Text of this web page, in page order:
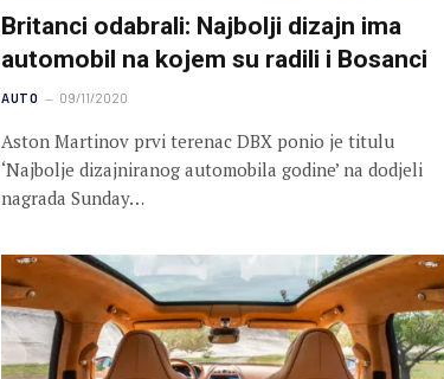
Britanci odabrali: Najbolji dizajn ima
automobil na kojem su radili i Bosanci
AUTO 09/11/2020
Aston Martinov prvi terenac DBX ponio je titulu
‘Najbolje dizajniranog automobila godine’ na dodjeli
nagrada Sunday…